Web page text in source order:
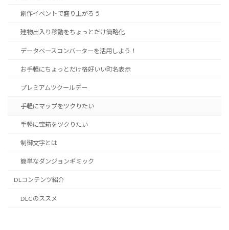
創作イベントで盛り上がろう
建物出入り移動をちょっとだけ簡略化
データベースコンバーターを活用しよう！
お手軽にちょっとだけ格好いい町名表示
プレミアムツクールデー
手軽にマップをツクりたい
手軽に宝箱をツクりたい
制御文字とは
簡単なダンジョンギミック
DLコンテンツ紹介
DLCのススメ